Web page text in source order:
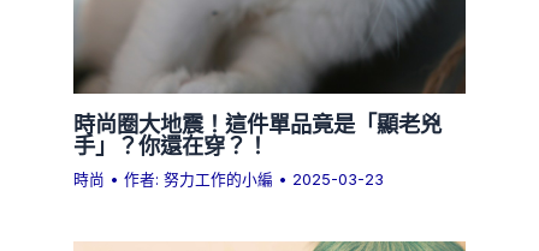
時尚圈大地震！這件單品竟是「顯老兇
手」？你還在穿？！
時尚 • 作者:努力工作的小編 • 2025-03-23